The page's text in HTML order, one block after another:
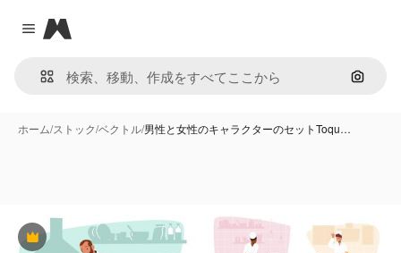
Close menu
Magnific
画像で
ホーム/ストック/ベクトル/男性と女性のキャラクターのセットToqu…
Premium